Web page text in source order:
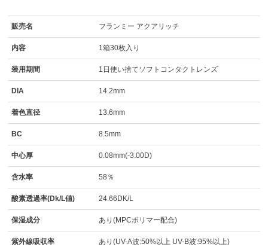
販売名 フランミー アクアリッチ
内容 1箱30枚入り
装用期間 1日使い捨てソフトコンタクトレンズ
DIA 14.2mm
着色直径 13.6mm
BC 8.5mm
中心厚 0.08mm(-3.00D)
含水率 58％
酸素透過率(Dk/L値) 24.66DK/L
保湿成分 あり(MPCポリマー配合)
紫外線吸収率 あり(UV-A波:50%以上 UV-B波:95%以上)